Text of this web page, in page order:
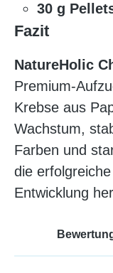
30 g
Fazit
NatureHolic
Premium-
Krebse aus
Wachstum,
Farben und
die
Entwicklung